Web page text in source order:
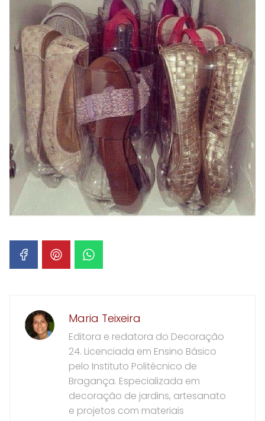
Maria Teixeira
Editora e redatora do Decoração
24. Licenciada em Ensino Básico
pelo Instituto Politécnico de
Bragança. Especializada em
decoração de jardins, artesanato
e projetos com materiais